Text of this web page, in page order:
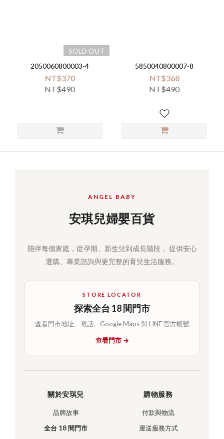
SOLD OUT
2050060800003-4
NT$370
NT$490
5850040800007-8
NT$368
NT$490
ANGEL BABY
安琪兒婦嬰百貨
陪伴每個家庭，從孕期、新生兒到成長階段， 提供安心
選購、專業諮詢與更完整的育兒生活服務。
STORE LOCATOR
探索全台 18 間門市
查看門市地址、電話、Google Maps 與 LINE 官方帳號
查看門市 →
關於安琪兒
品牌故事
全台 18 間門市
購物服務
付款與物流
運送服務方式